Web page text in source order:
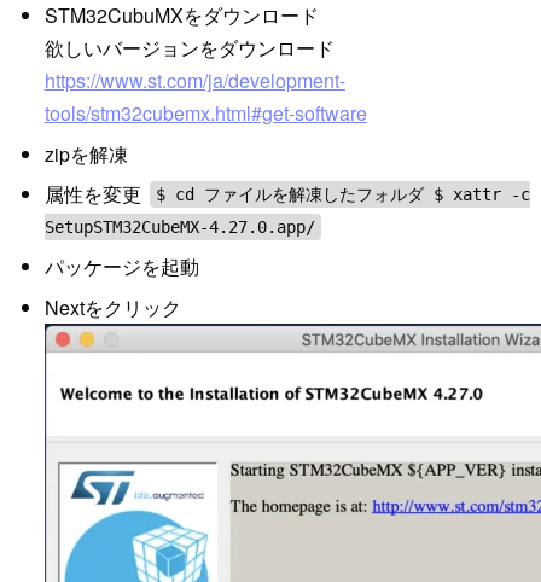
STM32CubuMXをダウンロード
欲しいバージョンをダウンロード
https://www.st.com/ja/development-
tools/stm32cubemx.html#get-software
zipを解凍
属性を変更
$ cd ファイルを解凍したフォルダ $ xattr -c
SetupSTM32CubeMX-4.27.0.app/
パッケージを起動
Nextをクリック